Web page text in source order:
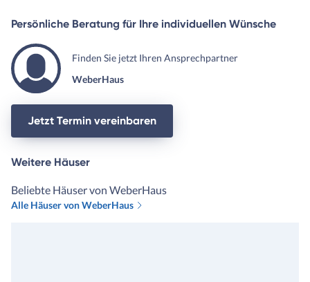
Persönliche Beratung für Ihre individuellen Wünsche
Finden Sie jetzt Ihren Ansprechpartner
WeberHaus
Jetzt Termin vereinbaren
Weitere Häuser
Beliebte Häuser von WeberHaus
Alle Häuser von WeberHaus